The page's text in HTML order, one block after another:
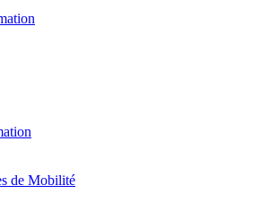
de Mobilité